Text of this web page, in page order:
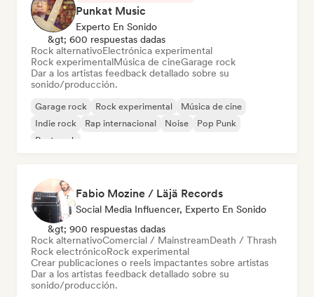
Punkat Music
Experto En Sonido
&gt; 600 respuestas dadas
Rock alternativoElectrónica experimental
Rock experimentalMúsica de cineGarage rock
Dar a los artistas feedback detallado sobre su
sonido/producción.
Garage rock Rock experimental
Música de cine
Indie rock
Rap internacional Noise
Pop Punk
Post punk
Fabio Mozine / Läjä Records
Social Media Influencer, Experto En Sonido
&gt; 900 respuestas dadas
Rock alternativoComercial / MainstreamDeath / Thrash
Rock electrónicoRock experimental
Crear publicaciones o reels impactantes sobre artistas
Dar a los artistas feedback detallado sobre su
sonido/producción.